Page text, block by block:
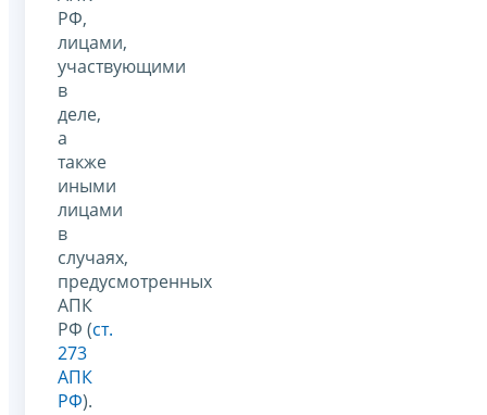
РФ,
лицами,
участвующими
в
деле,
а
также
иными
лицами
в
случаях,
предусмотренных
АПК
РФ (ст.
273
АПК
РФ).